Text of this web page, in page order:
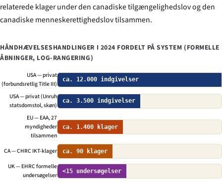
relaterede klager under den canadiske tilgængelighedslov og den
canadiske menneskerettighedslov tilsammen.
HÅNDHÆVELSESHANDLINGER I 2024 FORDELT PÅ SYSTEM (FORMELLE
ÅBNINGER, LOG-RANGERING)
USA — privat
(forbundsretlig Title III)
ca. 12.000 indgivelser
USA — privat (Unruh
statsdomstol, skøn)
ca. 3.500 indgivelser
EU — EAA, 27
myndigheder
tilsammen
ca. 1.400 klager
CA — CHRC IKT-klager ca. 90 klager
UK — EHRC formelle
undersøgelser
<15 undersøgelser